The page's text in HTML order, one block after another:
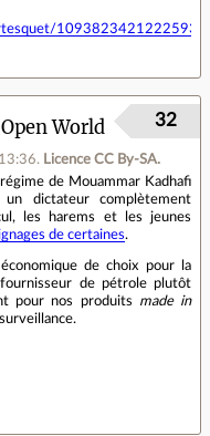
World
. Licence CC By‑SA.
32
de Mouammar Kadhafi
dictateur complètement
les harems et les jeunes
de certaines.
de choix pour la
de pétrole plutôt
pour nos produits made in